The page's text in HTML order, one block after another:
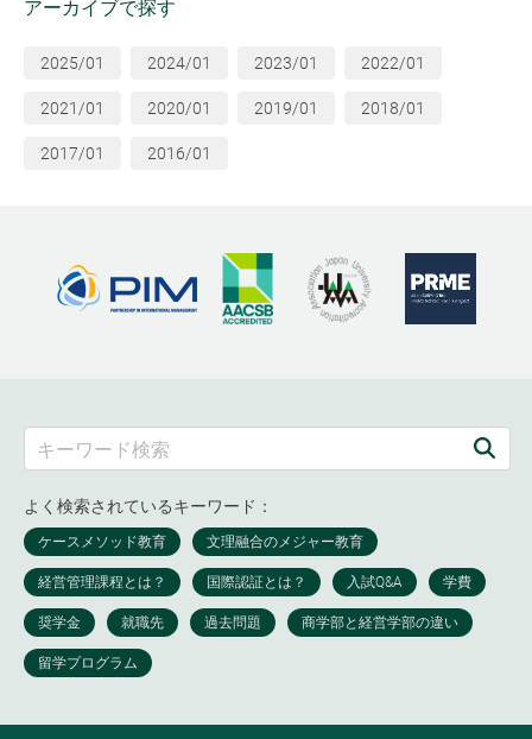
アーカイブで探す
2025/01 2024/01 2023/01 2022/01
2021/01 2020/01 2019/01 2018/01
2017/01 2016/01
よく検索されているキーワード：